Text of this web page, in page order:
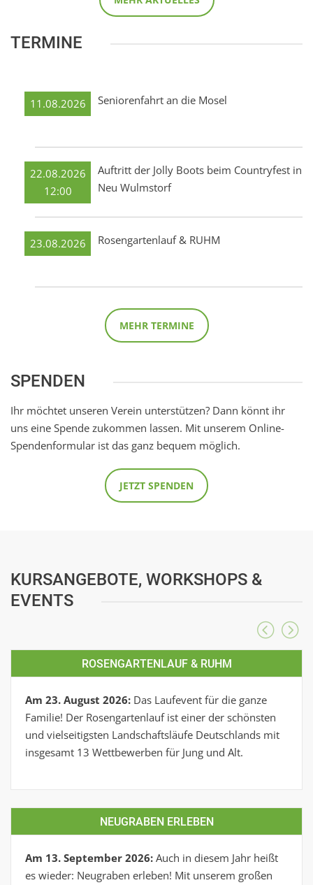
TERMINE
11.08.2026 Seniorenfahrt an die Mosel
22.08.2026
12:00
Auftritt der Jolly Boots beim Countryfest in
Neu Wulmstorf
23.08.2026 Rosengartenlauf & RUHM
MEHR TERMINE
SPENDEN
Ihr möchtet unseren Verein unterstützen? Dann könnt ihr
uns eine Spende zukommen lassen. Mit unserem Online-
Spendenformular ist das ganz bequem möglich.
JETZT SPENDEN
KURSANGEBOTE, WORKSHOPS &
EVENTS
ROSENGARTENLAUF & RUHM
Am 23. August 2026: Das Laufevent für die ganze
Familie! Der Rosengartenlauf ist einer der schönsten
und vielseitigsten Landschaftsläufe Deutschlands mit
insgesamt 13 Wettbewerben für Jung und Alt.
NEUGRABEN ERLEBEN
Am 13. September 2026: Auch in diesem Jahr heißt
es wieder: Neugraben erleben! Mit unserem großen